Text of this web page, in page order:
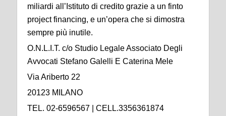
miliardi all’Istituto di credito grazie a un finto
project financing, e un’opera che si dimostra
sempre più inutile.
O.N.L.I.T. c/o Studio Legale Associato Degli
Avvocati Stefano Galelli E Caterina Mele
Via Ariberto 22
20123 MILANO
TEL. 02-6596567 | CELL.3356361874